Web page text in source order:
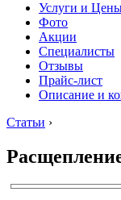
Услуги и
Фото
Акции
Специалисты
Отзывы
Прайс-лист
Описание и
Статьи ›